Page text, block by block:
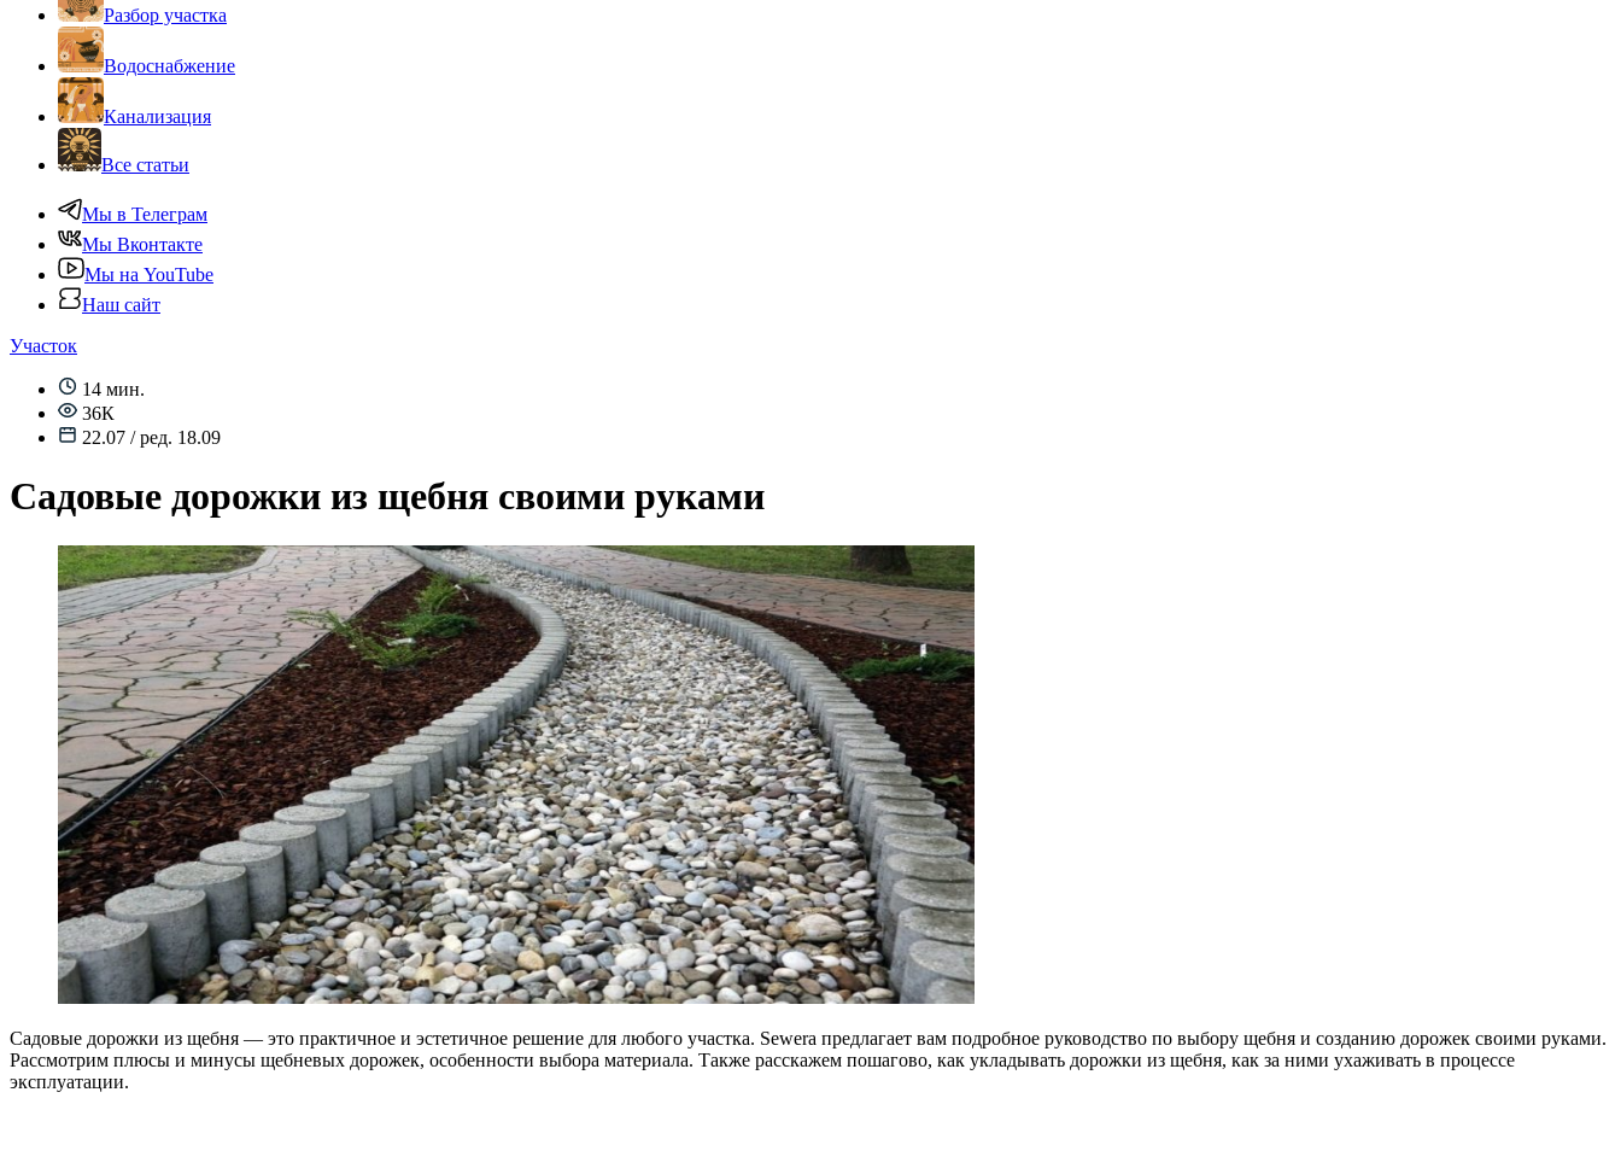
Разбор участка
Водоснабжение
Канализация
Все статьи
Мы в Телеграм
Мы Вконтакте
Мы на YouTube
Наш сайт
Участок
14 мин.
36К
22.07 / ред. 18.09
Садовые дорожки из щебня своими руками
Садовые дорожки из щебня — это практичное и эстетичное решение для любого участка. Sewera предлагает вам подробное руководство по выбору щебня и созданию дорожек своими руками.
Рассмотрим плюсы и минусы щебневых дорожек, особенности выбора материала. Также расскажем пошагово, как укладывать дорожки из щебня, как за ними ухаживать в процессе
эксплуатации.